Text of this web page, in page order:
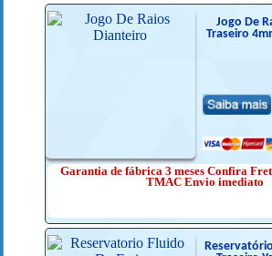
Jogo De
Traseiro
Garantia de fábrica 3 meses Confira
TMAC Envio imediato